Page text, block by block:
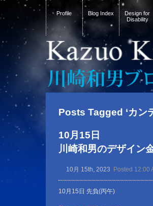
Profile Blog Index
Design for
Disability
Posts Tagged ‘カン
10月15日
川崎和男のデザイン
10月 15th, 2023 Posted 12:00
10月15日 先負(丙午)